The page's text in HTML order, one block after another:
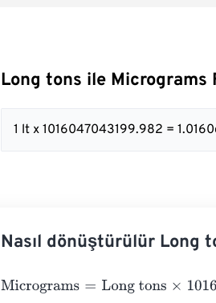
Long tons ile Micrograms
1 lt x 1016047043199.982 =
Nasıl dönüştürülür Long
Micrograms=Long tons ×